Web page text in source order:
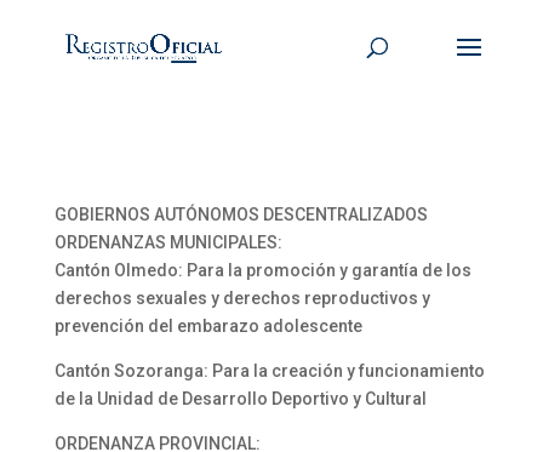
GOBIERNOS AUTÓNOMOS DESCENTRALIZADOS
ORDENANZAS MUNICIPALES:
Cantón Olmedo: Para la promoción y garantía de los
derechos sexuales y derechos reproductivos y
prevención del embarazo adolescente
Cantón Sozoranga: Para la creación y funcionamiento
de la Unidad de Desarrollo Deportivo y Cultural
ORDENANZA PROVINCIAL: